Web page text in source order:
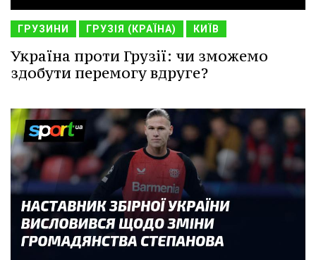
ГРУЗИНИ ГРУЗІЯ (КРАЇНА) КИЇВ
Україна проти Грузії: чи зможемо
здобути перемогу вдруге?